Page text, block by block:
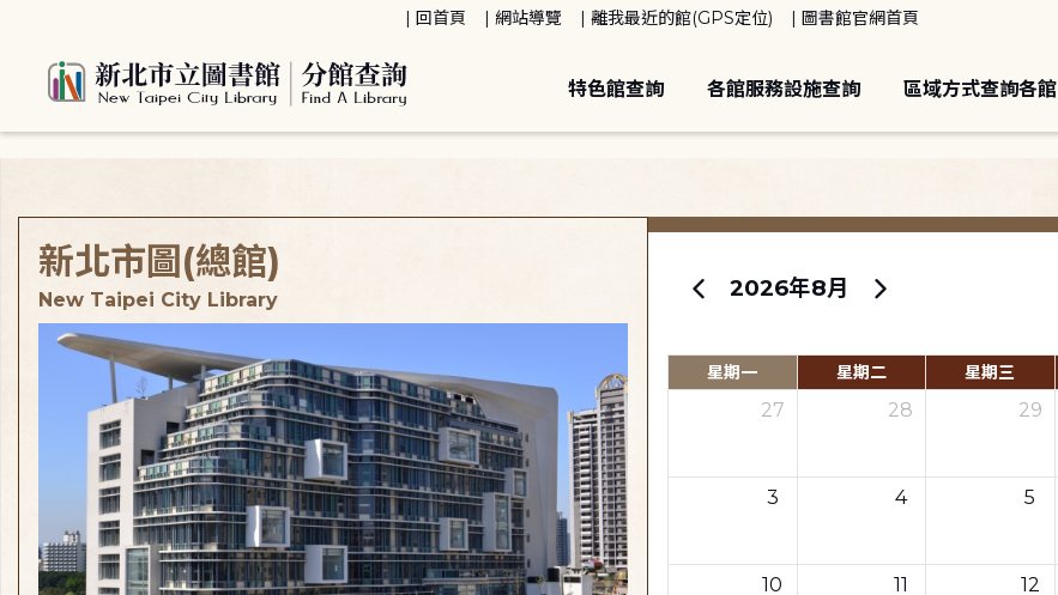
回首頁 網站導覽 離我最近的館(GPS定位) 圖書館官網首頁
特色館查詢 各館服務設施查詢 區域方式查詢各館
2026年8月
星期一 星期二 星期三
27 28 29
3 4 5
10 11 12
新北市圖(總館)
New Taipei City Library